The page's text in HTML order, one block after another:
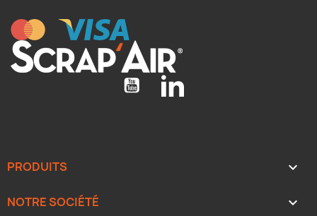
YouTubeLinkedIn
PRODUITS 
NOTRE SOCIÉTÉ 